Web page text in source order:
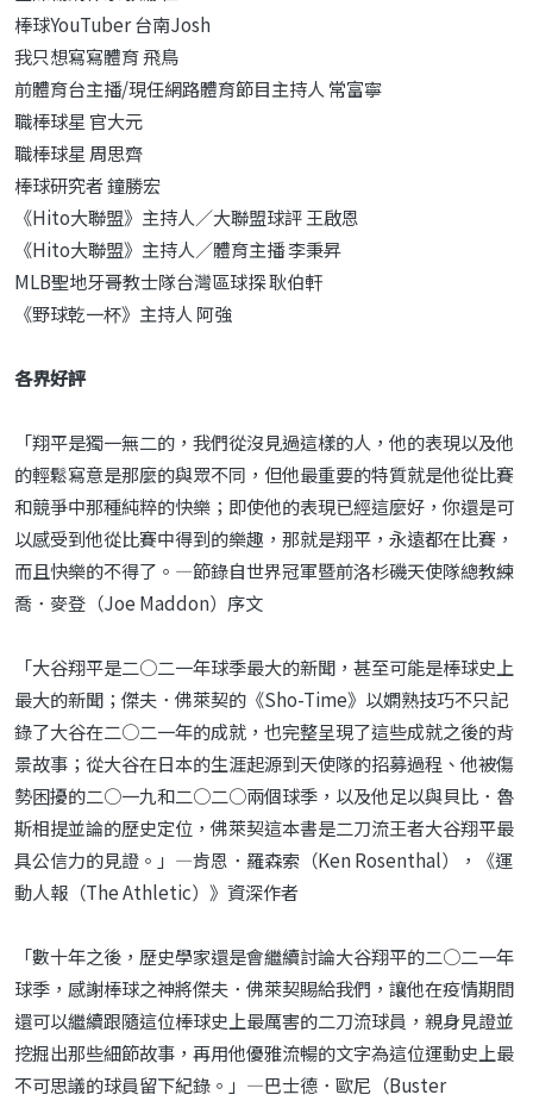
棒球YouTuber 台南Josh
我只想寫寫體育 飛鳥
前體育台主播/現任網路體育節目主持人 常富寧
職棒球星 官大元
職棒球星 周思齊
棒球研究者 鐘勝宏
《Hito大聯盟》主持人／大聯盟球評 王啟恩
《Hito大聯盟》主持人／體育主播 李秉昇
MLB聖地牙哥教士隊台灣區球探 耿伯軒
《野球乾一杯》主持人 阿強
各界好評
「翔平是獨一無二的，我們從沒見過這樣的人，他的表現以及他
的輕鬆寫意是那麼的與眾不同，但他最重要的特質就是他從比賽
和競爭中那種純粹的快樂；即使他的表現已經這麼好，你還是可
以感受到他從比賽中得到的樂趣，那就是翔平，永遠都在比賽，
而且快樂的不得了。—節錄自世界冠軍暨前洛杉磯天使隊總教練
喬．麥登（Joe Maddon）序文
「大谷翔平是二○二一年球季最大的新聞，甚至可能是棒球史上
最大的新聞；傑夫．佛萊契的《Sho-Time》以嫻熟技巧不只記
錄了大谷在二○二一年的成就，也完整呈現了這些成就之後的背
景故事；從大谷在日本的生涯起源到天使隊的招募過程、他被傷
勢困擾的二○一九和二○二○兩個球季，以及他足以與貝比．魯
斯相提並論的歷史定位，佛萊契這本書是二刀流王者大谷翔平最
具公信力的見證。」—肯恩．羅森索（Ken Rosenthal），《運
動人報（The Athletic）》資深作者
「數十年之後，歷史學家還是會繼續討論大谷翔平的二○二一年
球季，感謝棒球之神將傑夫．佛萊契賜給我們，讓他在疫情期間
還可以繼續跟隨這位棒球史上最厲害的二刀流球員，親身見證並
挖掘出那些細節故事，再用他優雅流暢的文字為這位運動史上最
不可思議的球員留下紀錄。」—巴士德．歐尼（Buster